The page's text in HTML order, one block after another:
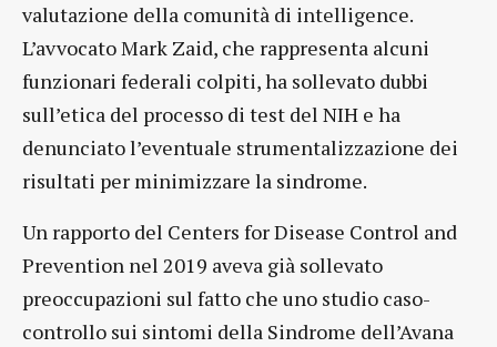
valutazione della comunità di intelligence.
L’avvocato Mark Zaid, che rappresenta alcuni
funzionari federali colpiti, ha sollevato dubbi
sull’etica del processo di test del NIH e ha
denunciato l’eventuale strumentalizzazione dei
risultati per minimizzare la sindrome.
Un rapporto del Centers for Disease Control and
Prevention nel 2019 aveva già sollevato
preoccupazioni sul fatto che uno studio caso-
controllo sui sintomi della Sindrome dell’Avana